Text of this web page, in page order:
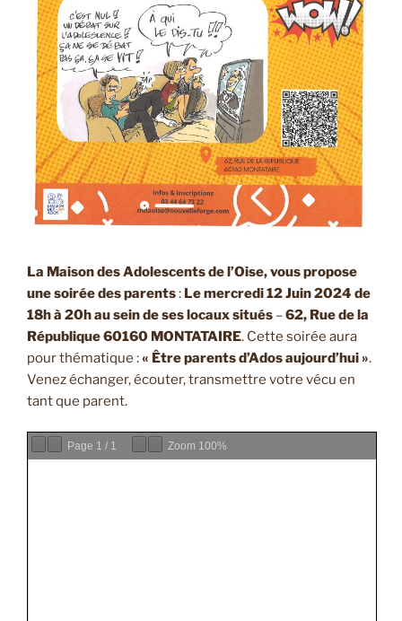
La Maison des Adolescents de l’Oise, vous propose
une soirée des parents: Le mercredi 12 Juin 2024 de
18h à 20h au sein de ses locaux situés –62, Rue de la
République 60160 MONTATAIRE. Cette soirée aura
pour thématique :« Être parents d’Ados aujourd’hui ».
Venez échanger, écouter, transmettre votre vécu en
tant que parent.
Page 1 / 1 Zoom 100%